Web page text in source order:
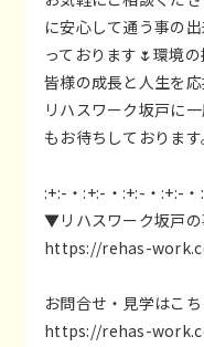
に安心して通う事の
っております🌷環境
皆様の成長と人生を
リハスワーク坂戸に
もお待ちしております
:+:-・:+:-・:+:-・:+:-・
▼リハスワーク坂戸の
https://rehas-
お問合せ・見学はこち
https://rehas-